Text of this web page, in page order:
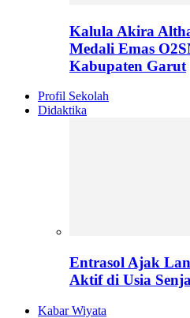
Kalula Akira
Medali Emas
Kabupaten Garut
Profil Sekolah
Didaktika
Entrasol Ajak
Aktif di Usia Senja
Kabar Wiyata